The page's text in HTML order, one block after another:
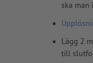
ska man
Lägg 2
till